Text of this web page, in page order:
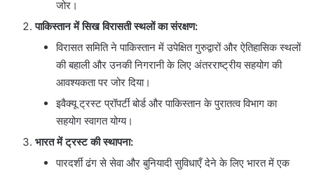
जोर।
पाकिस्तान में सिख विरासती स्थलों का संरक्षण:
विरासत समिति ने पाकिस्तान में उपेक्षित गुरुद्वारों और ऐतिहासिक स्थलों
की बहाली और उनकी निगरानी के लिए अंतरराष्ट्रीय सहयोग की
आवश्यकता पर जोर दिया।
इवैक्यू ट्रस्ट प्रॉपर्टी बोर्ड और पाकिस्तान के पुरातत्व विभाग का
सहयोग स्वागत योग्य।
भारत में ट्रस्ट की स्थापना:
पारदर्शी ढंग से सेवा और बुनियादी सुविधाएँ देने के लिए भारत में एक